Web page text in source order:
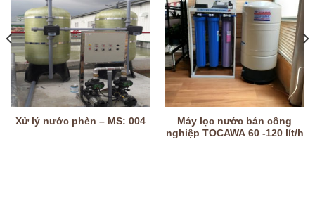
Xử lý nước phèn – MS: 004
Máy lọc nước bán công
nghiệp TOCAWA 60 -120 lít/h